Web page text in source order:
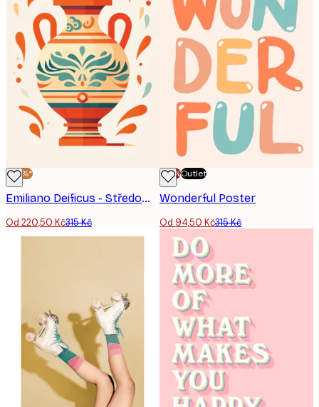
-30%*
Emiliano Deificus - Středomořská amfora váza Plakát
Od 220,50 Kč315 Kč
-70%Outlet
Wonderful Poster
Od 94,50 Kč315 Kč